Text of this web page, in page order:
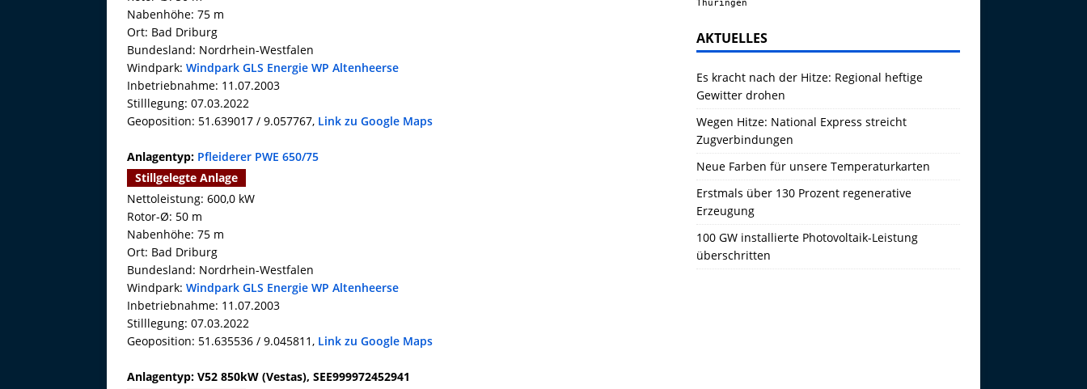
Nabenhöhe: 75 m
Ort: Bad Driburg
Bundesland: Nordrhein-Westfalen
Windpark: Windpark GLS Energie WP Altenheerse
Inbetriebnahme: 11.07.2003
Stilllegung: 07.03.2022
Geoposition: 51.639017 / 9.057767, Link zu Google Maps
Anlagentyp: Pfleiderer PWE 650/75
Stillgelegte Anlage
Nettoleistung: 600,0 kW
Rotor-Ø: 50 m
Nabenhöhe: 75 m
Ort: Bad Driburg
Bundesland: Nordrhein-Westfalen
Windpark: Windpark GLS Energie WP Altenheerse
Inbetriebnahme: 11.07.2003
Stilllegung: 07.03.2022
Geoposition: 51.635536 / 9.045811, Link zu Google Maps
Anlagentyp: V52 850kW (Vestas), SEE999972452941
AKTUELLES
Es kracht nach der Hitze: Regional heftige
Gewitter drohen
Wegen Hitze: National Express streicht
Zugverbindungen
Neue Farben für unsere Temperaturkarten
Erstmals über 130 Prozent regenerative
Erzeugung
100 GW installierte Photovoltaik-Leistung
überschritten